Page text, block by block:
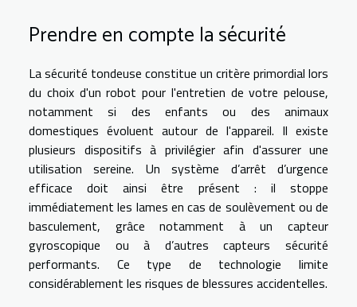
Prendre en compte la sécurité
La sécurité tondeuse constitue un critère primordial lors
du choix d'un robot pour l'entretien de votre pelouse,
notamment si des enfants ou des animaux
domestiques évoluent autour de l'appareil. Il existe
plusieurs dispositifs à privilégier afin d'assurer une
utilisation sereine. Un système d’arrêt d’urgence
efficace doit ainsi être présent : il stoppe
immédiatement les lames en cas de soulèvement ou de
basculement, grâce notamment à un capteur
gyroscopique ou à d’autres capteurs sécurité
performants. Ce type de technologie limite
considérablement les risques de blessures accidentelles.